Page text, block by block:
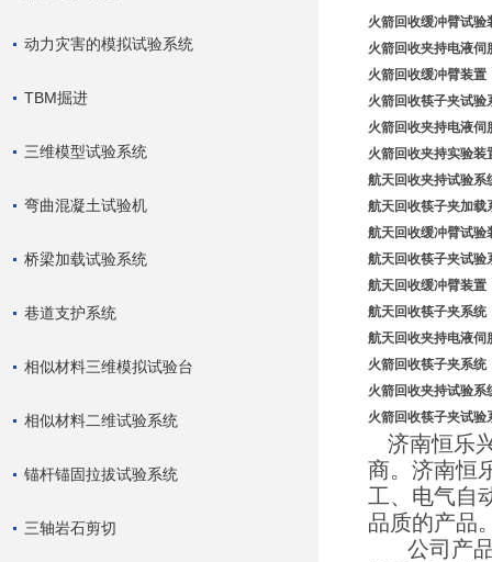
动力灾害的模拟试验系统
TBM掘进
三维模型试验系统
弯曲混凝土试验机
桥梁加载试验系统
巷道支护系统
相似材料三维模拟试验台
相似材料二维试验系统
锚杆锚固拉拔试验系统
三轴岩石剪切
火箭回收缓冲臂试验
火箭回收夹持电液伺
火箭回收缓冲臂装置
火箭回收筷子夹试验
火箭回收夹持电液伺
火箭回收夹持实验装
航天回收夹持试验系
航天回收筷子夹加载
航天回收缓冲臂试验
航天回收筷子夹试验
航天回收缓冲臂装置
航天回收筷子夹系统
航天回收夹持电液伺
火箭回收筷子夹系统
火箭回收夹持试验系
火箭回收筷子夹试验
济南恒乐
商。济南恒
工、电气自
品质的产品
公司产品